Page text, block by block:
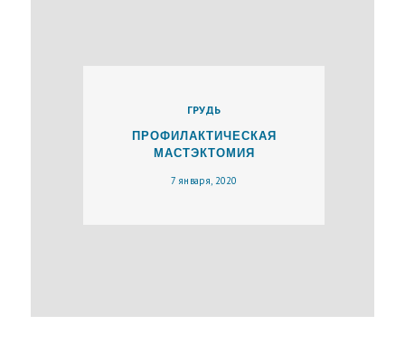
ГРУДЬ
ПРОФИЛАКТИЧЕСКАЯ
МАСТЭКТОМИЯ
7 января, 2020